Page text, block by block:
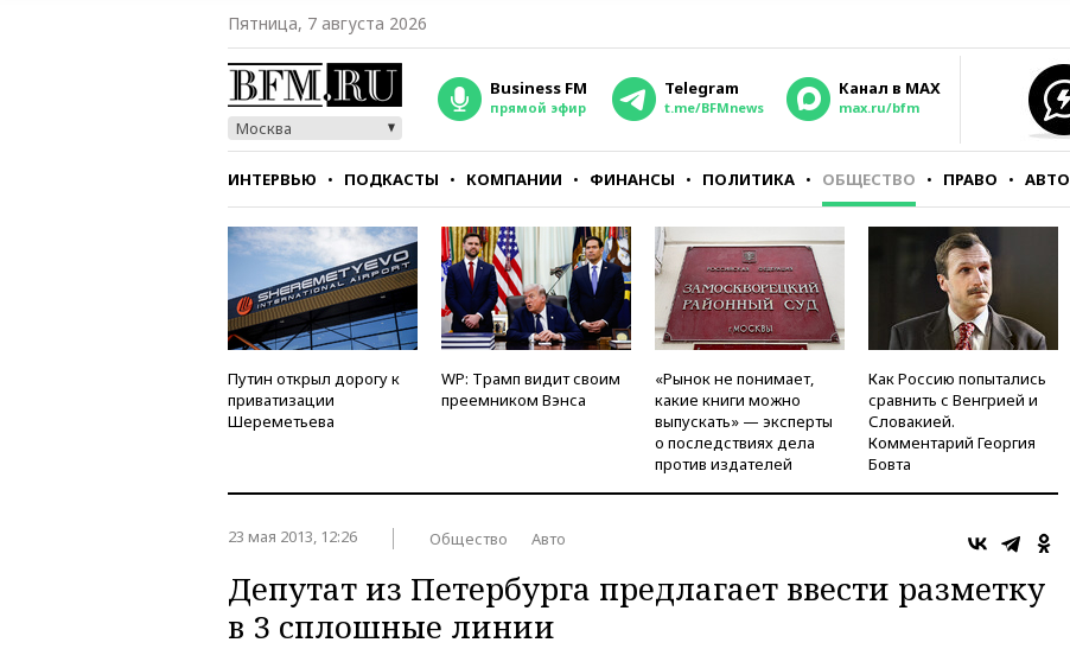
Пятница, 7 августа 2026
Москва
Business FM
прямой эфир
Telegram
t.me/BFMnews
Канал в MAX
max.ru/bfm
ИНТЕРВЬЮ ПОДКАСТЫ КОМПАНИИ ФИНАНСЫ ПОЛИТИКА ОБЩЕСТВО ПРАВО АВТО
СТИЛЬ ТЕСТЫ
Путин открыл дорогу к
приватизации
Шереметьева
WP: Трамп видит своим
преемником Вэнса
«Рынок не понимает,
какие книги можно
выпускать» — эксперты
о последствиях дела
против издателей
Как Россию попытались
сравнить с Венгрией и
Словакией.
Комментарий Георгия
Бовта
23 мая 2013, 12:26 Общество Авто
Депутат из Петербурга предлагает ввести разметку
в 3 сплошные линии